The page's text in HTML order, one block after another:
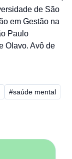
de São
em Gestão na
Paulo
Olavo. Avô de
#saúde mental